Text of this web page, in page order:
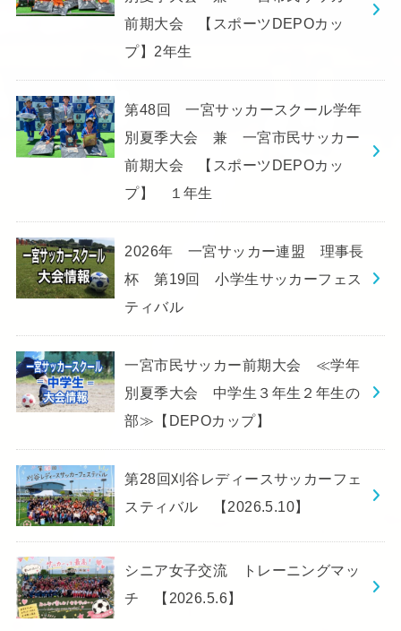
前期大会 【スポーツDEPOカッ
プ】2年生
第48回 一宮サッカースクール学年
別夏季大会 兼 一宮市民サッカー
前期大会 【スポーツDEPOカッ
プ】 １年生
2026年 一宮サッカー連盟 理事長
杯 第19回 小学生サッカーフェス
ティバル
一宮市民サッカー前期大会 ≪学年
別夏季大会 中学生３年生２年生の
部≫【DEPOカップ】
第28回刈谷レディースサッカーフェ
スティバル 【2026.5.10】
シニア女子交流 トレーニングマッ
チ 【2026.5.6】